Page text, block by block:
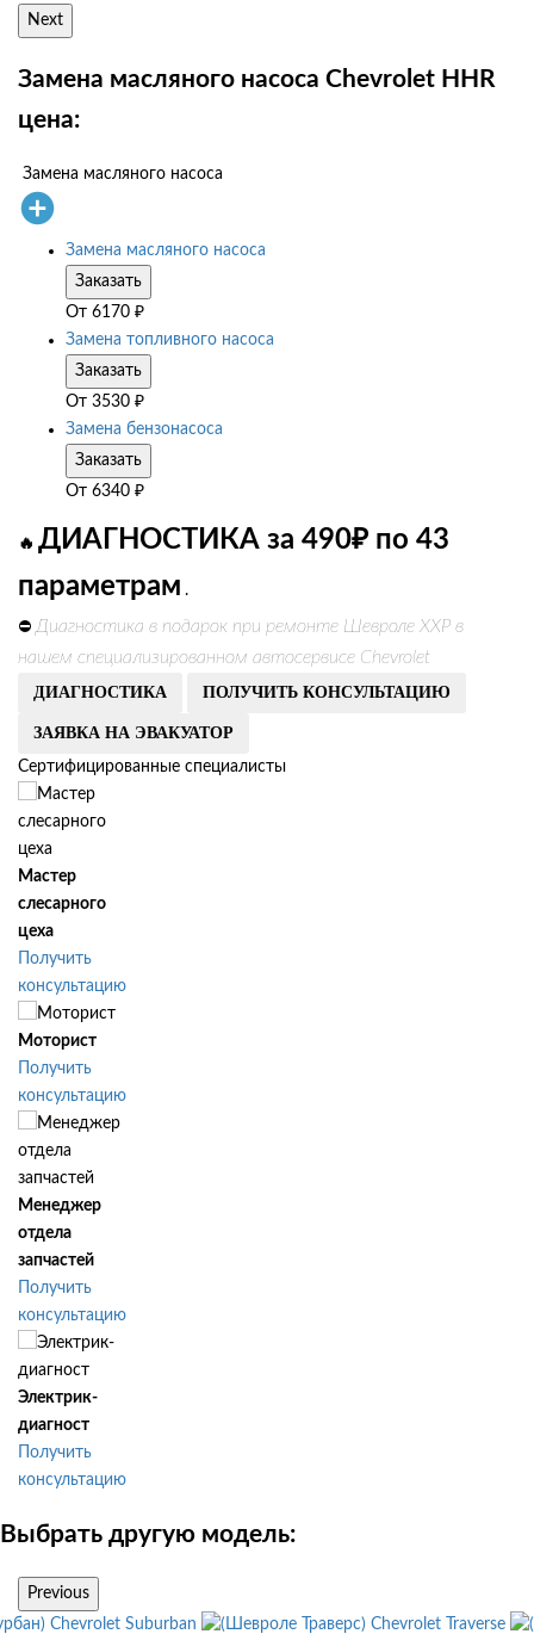
Next
Замена масляного насоса Chevrolet HHR
цена:
Замена масляного насоса
Замена масляного насоса
Заказать
От 6170 ₽
Замена топливного насоса
Заказать
От 3530 ₽
Замена бензонасоса
Заказать
От 6340 ₽
🔥 ДИАГНОСТИКА за 490₽ по 43
параметрам .
⛔ Диагностика в подарок при ремонте Шевроле ХХР в
нашем специализированном автосервисе Chevrolet
ДИАГНОСТИКА ПОЛУЧИТЬ КОНСУЛЬТАЦИЮ
ЗАЯВКА НА ЭВАКУАТОР
Сертифицированные специалисты
Мастер
слесарного
цеха
Получить
консультацию
Моторист
Получить
консультацию
Менеджер
отдела
запчастей
Получить
консультацию
Электрик-
диагност
Получить
консультацию
Выбрать другую модель:
Previous
Chevrolet Suburban
Chevrolet Traverse